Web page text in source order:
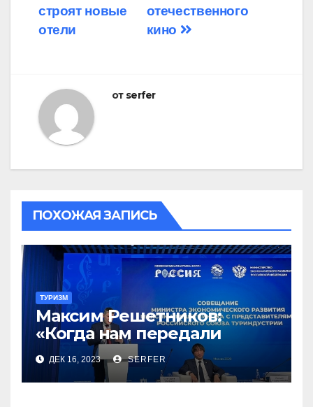
отечественного
кино
строят новые
отели
от serfer
ПОХОЖАЯ ЗАПИСЬ
ТУРИЗМ
Максим Решетников:
«Когда нам передали
туризм, для нас это был
сюрприз, но он оказался
приятным»
ДЕК 16, 2023 SERFER